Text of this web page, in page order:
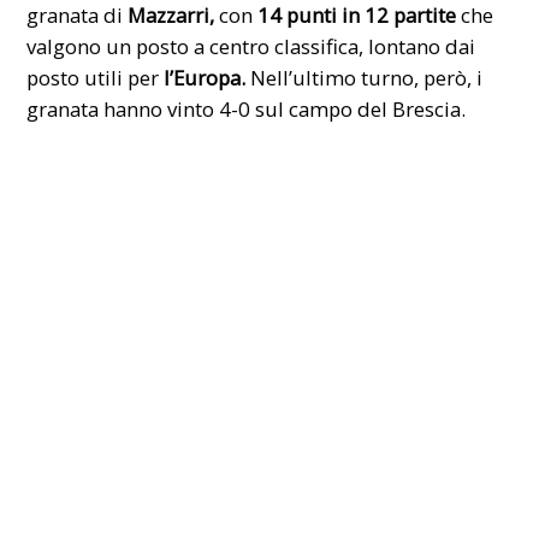
granata di Mazzarri,con 14 punti in 12 partiteche
valgono un posto a centro classifica, lontano dai
posto utili per l’Europa. Nell’ultimo turno, però, i
granata hanno vinto 4-0sul campo del Brescia.